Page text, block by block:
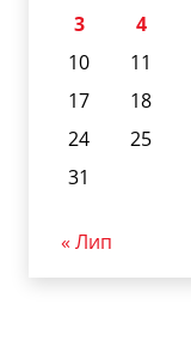
3
4
10
11
17
18
24
25
31
« Лип